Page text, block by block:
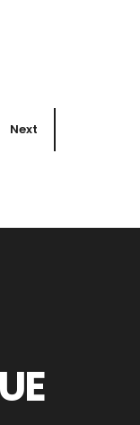
Next